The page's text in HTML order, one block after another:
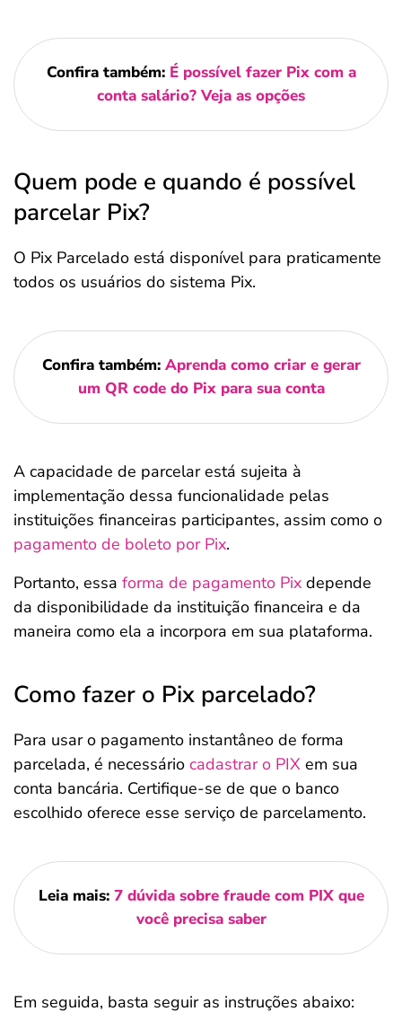
Confira também: É possível fazer Pix com a
conta salário? Veja as opções
Quem pode e quando é possível
parcelar Pix?
O Pix Parcelado está disponível para praticamente
todos os usuários do sistema Pix.
Confira também: Aprenda como criar e gerar
um QR code do Pix para sua conta
A capacidade de parcelar está sujeita à
implementação dessa funcionalidade pelas
instituições financeiras participantes, assim como o
pagamento de boleto por Pix.
Portanto, essa forma de pagamento Pix depende
da disponibilidade da instituição financeira e da
maneira como ela a incorpora em sua plataforma.
Como fazer o Pix parcelado?
Para usar o pagamento instantâneo de forma
parcelada, é necessário cadastrar o PIX em sua
conta bancária. Certifique-se de que o banco
escolhido oferece esse serviço de parcelamento.
Leia mais: 7 dúvida sobre fraude com PIX que
você precisa saber
Em seguida, basta seguir as instruções abaixo: